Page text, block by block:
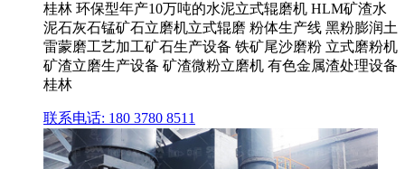
桂林 环保型年产10万吨的水泥立式辊磨机 HLM矿渣水
泥石灰石锰矿石立磨机立式辊磨 粉体生产线 黑粉膨润土
雷蒙磨工艺加工矿石生产设备 铁矿尾沙磨粉 立式磨粉机
矿渣立磨生产设备 矿渣微粉立磨机 有色金属渣处理设备
桂林
联系电话: 180 3780 8511